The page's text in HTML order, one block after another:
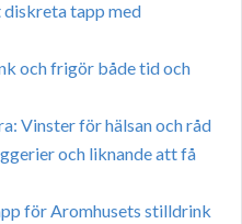
tapp med
och frigör både tid och
Vinster för hälsan och råd
och liknande att få
för Aromhusets stilldrink